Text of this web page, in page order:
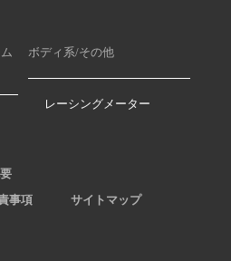
ボディ系/その他
レーシングメーター
事項
サイトマップ